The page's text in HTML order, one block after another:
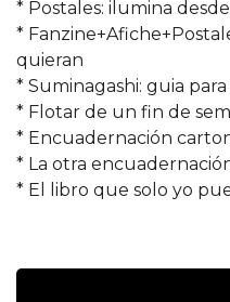
* Postales: ilumina
*
quieran
* Suminagashi: guia
* Flotar de un fin de
* Encuadernación
* La otra
* El libro que solo yo